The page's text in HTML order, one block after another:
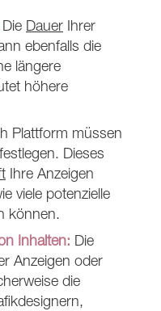
Die Dauer Ihrer
ebenfalls die
längere
höhere
Plattform müssen
Dieses
Ihre Anzeigen
viele potenzielle
können.
Inhalten: Die
Anzeigen oder
die